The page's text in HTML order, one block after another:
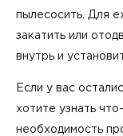
пылесосить. Для
закатить или
внутрь и
Если у вас
хотите узнать
необходимость